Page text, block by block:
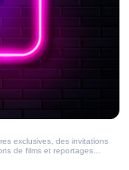
exclusives, des invitations
de films et reportages…